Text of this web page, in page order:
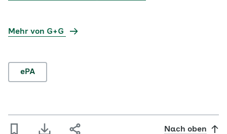
Mehr von G+G
ePA
Nach oben